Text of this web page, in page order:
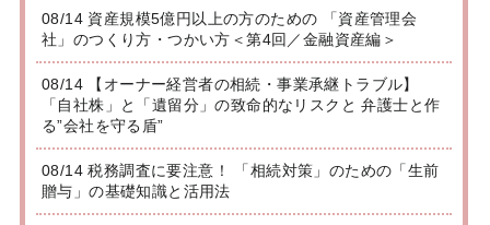
08/14 資産規模5億円以上の方のための 「資産管理会
社」のつくり方・つかい方＜第4回／金融資産編＞
08/14 【オーナー経営者の相続・事業承継トラブル】
「自社株」と「遺留分」の致命的なリスクと 弁護士と作
る”会社を守る盾”
08/14 税務調査に要注意！ 「相続対策」のための「生前
贈与」の基礎知識と活用法